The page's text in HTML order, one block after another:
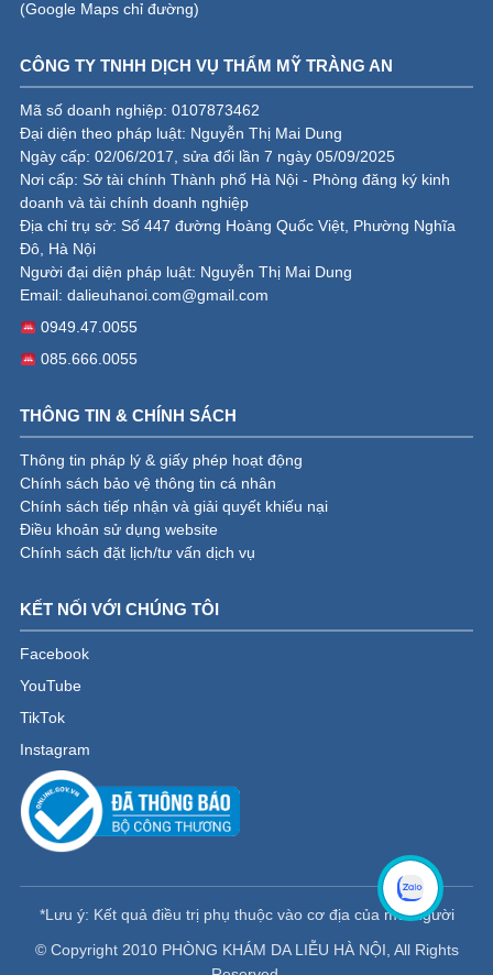
(Google Maps chỉ đường)
CÔNG TY TNHH DỊCH VỤ THẨM MỸ TRÀNG AN
Mã số doanh nghiệp: 0107873462
Đại diện theo pháp luật: Nguyễn Thị Mai Dung
Ngày cấp: 02/06/2017, sửa đổi lần 7 ngày 05/09/2025
Nơi cấp: Sở tài chính Thành phố Hà Nội - Phòng đăng ký kinh
doanh và tài chính doanh nghiệp
Địa chỉ trụ sở: Số 447 đường Hoàng Quốc Việt, Phường Nghĩa
Đô, Hà Nội
Người đại diện pháp luật: Nguyễn Thị Mai Dung
Email: dalieuhanoi.com@gmail.com
0949.47.0055
085.666.0055
THÔNG TIN & CHÍNH SÁCH
Thông tin pháp lý & giấy phép hoạt động
Chính sách bảo vệ thông tin cá nhân
Chính sách tiếp nhận và giải quyết khiếu nại
Điều khoản sử dụng website
Chính sách đặt lịch/tư vấn dịch vụ
KẾT NỐI VỚI CHÚNG TÔI
Facebook
YouTube
TikTok
Instagram
*Lưu ý: Kết quả điều trị phụ thuộc vào cơ địa của mỗi người
© Copyright 2010 PHÒNG KHÁM DA LIỄU HÀ NỘI, All Rights